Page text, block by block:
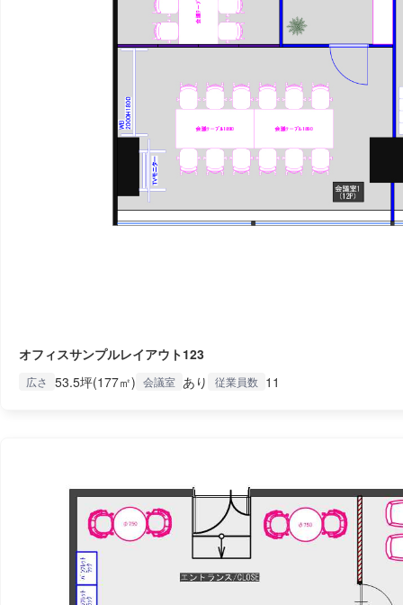
オフィスサンプルレイアウト123
広さ 53.5坪(177㎡) 会議室 あり 従業員数 11